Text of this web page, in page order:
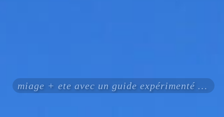
miage + ete avec un guide expérimenté certifié ENSA UIAGM